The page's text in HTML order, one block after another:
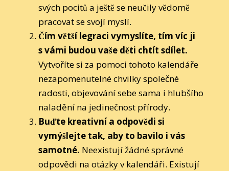
svých pocitů a ještě se neučily vědomě
pracovat se svojí myslí.
Čím větší legraci vymyslíte, tím víc ji
s vámi budou vaše děti chtít sdílet.
Vytvoříte si za pomoci tohoto kalendáře
nezapomenutelné chvilky společné
radosti, objevování sebe sama i hlubšího
naladění na jedinečnost přírody.
Buďte kreativní a odpovědi si
vymýšlejte tak, aby to bavilo i vás
samotné. Neexistují žádné správné
odpovědi na otázky v kalendáři. Existují